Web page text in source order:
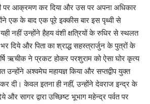
पर आक्रमण कर दिया और उस पर अपना अधिकार
एक के बाद एक पूरे इक्कीस बार इस पृथ्वी से
यही नहीं उन्होंने हैहय वंशी क्षत्रियों के रुधिर से स्थलत
दिये और पिता का श्राद्ध सहस्त्रार्जुन के पुत्रों के
ऋचीक ने प्रकट होकर परशुराम को ऐसा घोर कृत्य
अश्वमेघ महायज्ञ किया और सप्तद्वीप युक्त
कर दी। केवल इतना ही नहीं, उन्होंने देवराज इन्द्र के
और सागर द्वारा उच्छिष्ट भूभाग महेन्द्र पर्वत पर